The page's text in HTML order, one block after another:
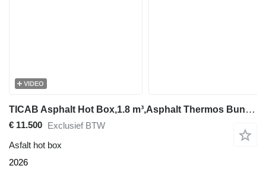
VIDEO
TICAB Asphalt Hot Box,1.8 m³,Asphalt Thermos Bunker,Manufacturer
€ 11.500 Exclusief BTW
Asfalt hot box
2026